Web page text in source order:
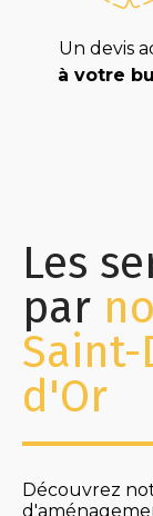
Un devis
à votre
Les
par
d'Or
Découvrez